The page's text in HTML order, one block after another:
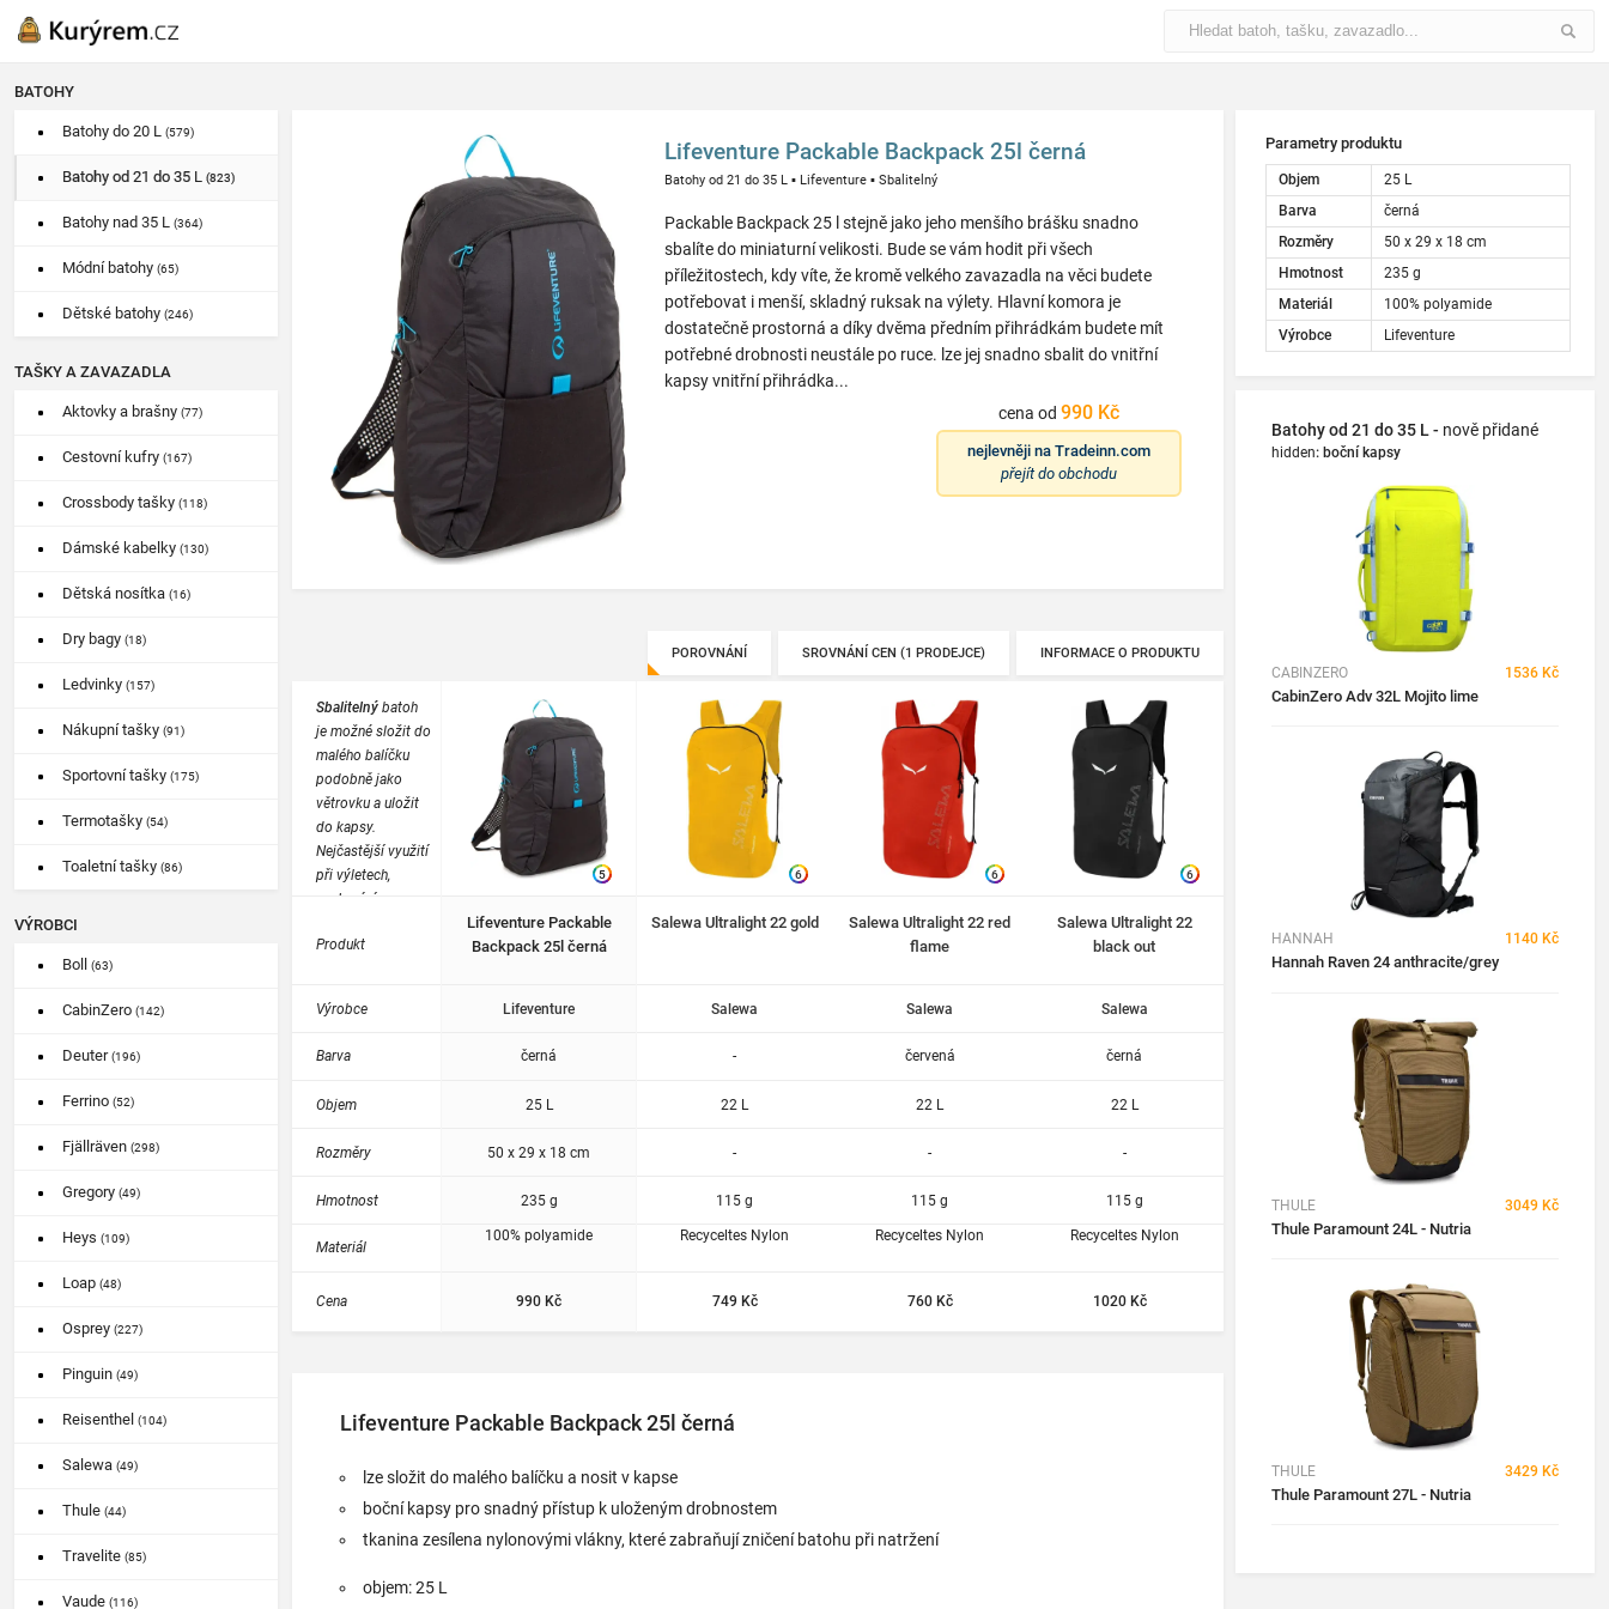
BATOHY
Batohy do 20 L (579)
Batohy od 21 do 35 L (823)
Batohy nad 35 L (364)
Módní batohy (65)
Dětské batohy (246)
TAŠKY A ZAVAZADLA
Aktovky a brašny (77)
Cestovní kufry (167)
Crossbody tašky (118)
Dámské kabelky (130)
Dětská nosítka (16)
Dry bagy (18)
Ledvinky (157)
Nákupní tašky (91)
Sportovní tašky (175)
Termotašky (54)
Toaletní tašky (86)
VÝROBCI
Boll (63)
CabinZero (142)
Deuter(196)
Ferrino (52)
Fjällräven (298)
Gregory (49)
Heys (109)
Loap (48)
Osprey (227)
Pinguin (49)
Reisenthel (104)
Salewa (49)
Thule (44)
Travelite (85)
Vaude (116)
Lifeventure Packable Backpack 25l černá
Batohy od 21 do 35 L ▪ Lifeventure ▪Sbalitelný
Packable Backpack 25 l stejně jako jeho menšího brášku snadno
sbalíte do miniaturní velikosti. Bude se vám hodit při všech
příležitostech, kdy víte, že kromě velkého zavazadla na věci budete
potřebovat i menší, skladný ruksak na výlety. Hlavní komora je
dostatečně prostorná a díky dvěma předním přihrádkám budete mít
potřebné drobnosti neustále po ruce. lze jej snadno sbalit do vnitřní
kapsy vnitřní přihrádka...
cena od 990 Kč
nejlevněji na Tradeinn.com
přejít do obchodu
POROVNÁNÍ SROVNÁNÍ CEN (1 PRODEJCE) INFORMACE O PRODUKTU
Sbalitelný batoh
je možné složit do
malého balíčku
podobně jako
větrovku a uložit
do kapsy.
Nejčastější využití
při výletech,
cestování, na
Produkt
Výrobce
Barva
Objem
Rozměry
Hmotnost
Materiál
Cena
5
Lifeventure Packable
Backpack 25l černá
Lifeventure
černá
25 L
50 x 29 x 18 cm
235 g
100% polyamide
990 Kč
6
Salewa Ultralight 22 gold
Salewa
-
22 L
-
115 g
Recyceltes Nylon
749 Kč
6
Salewa Ultralight 22 red
flame
Salewa
červená
22 L
-
115 g
Recyceltes Nylon
760 Kč
6
Salewa Ultralight 22
black out
Salewa
černá
22 L
-
115 g
Recyceltes Nylon
1020 Kč
Lifeventure Packable Backpack 25l černá
lze složit do malého balíčku a nosit v kapse
boční kapsy pro snadný přístup k uloženým drobnostem
tkanina zesílena nylonovými vlákny, které zabraňují zničení batohu při natržení
objem: 25 L
Parametry produktu
Objem
25 L
Barva
černá
Rozměry
50 x 29 x 18 cm
Hmotnost
235 g
Materiál
100% polyamide
Výrobce
Lifeventure
Batohy od 21 do 35 L - nově přidané
hidden: boční kapsy
CABINZERO 1536 Kč
CabinZero Adv 32L Mojito lime
HANNAH 1140 Kč
Hannah Raven 24 anthracite/grey
THULE 3049 Kč
Thule Paramount 24L - Nutria
THULE 3429 Kč
Thule Paramount 27L - Nutria